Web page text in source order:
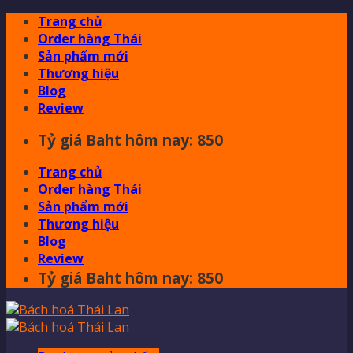
Skip
content
Trang chủ
Order hàng Thái
Sản phẩm mới
Thương hiệu
Blog
Review
Tỷ giá Baht hôm nay: 850
Trang chủ
Order hàng Thái
Sản phẩm mới
Thương hiệu
Blog
Review
Tỷ giá Baht hôm nay: 850